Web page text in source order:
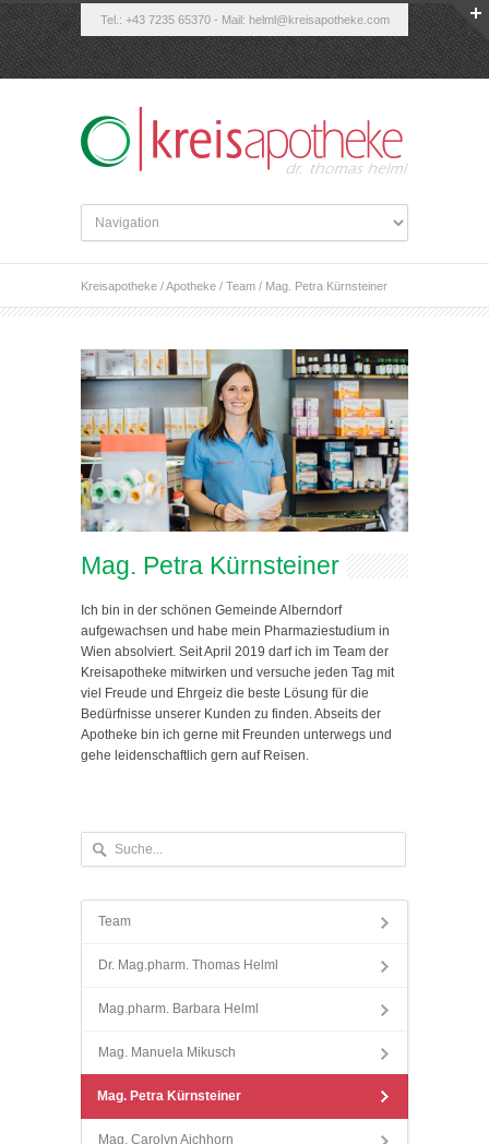
Tel.: +43 7235 65370 - Mail: helml@kreisapotheke.com
Kreisapotheke /Apotheke / Team / Mag. Petra Kürnsteiner
Mag. Petra Kürnsteiner
Ich bin in der schönen Gemeinde Alberndorf
aufgewachsen und habe mein Pharmaziestudium in
Wien absolviert. Seit April 2019 darf ich im Team der
Kreisapotheke mitwirken und versuche jeden Tag mit
viel Freude und Ehrgeiz die beste Lösung für die
Bedürfnisse unserer Kunden zu finden. Abseits der
Apotheke bin ich gerne mit Freunden unterwegs und
gehe leidenschaftlich gern auf Reisen.
Team
Dr. Mag.pharm. Thomas Helml
Mag.pharm. Barbara Helml
Mag. Manuela Mikusch
Mag. Petra Kürnsteiner
Mag. Carolyn Aichhorn